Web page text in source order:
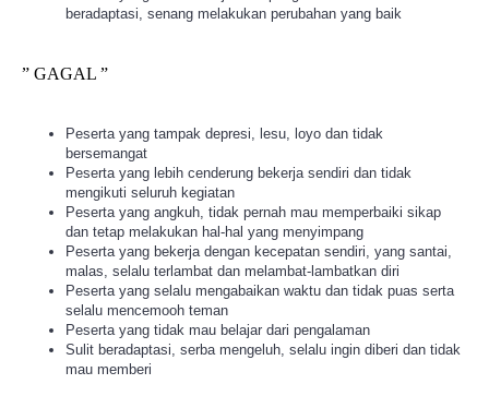
beradaptasi, senang melakukan perubahan yang baik
” GAGAL ”
Peserta yang tampak depresi, lesu, loyo dan tidak
bersemangat
Peserta yang lebih cenderung bekerja sendiri dan tidak
mengikuti seluruh kegiatan
Peserta yang angkuh, tidak pernah mau memperbaiki sikap
dan tetap melakukan hal-hal yang menyimpang
Peserta yang bekerja dengan kecepatan sendiri, yang santai,
malas, selalu terlambat dan melambat-lambatkan diri
Peserta yang selalu mengabaikan waktu dan tidak puas serta
selalu mencemooh teman
Peserta yang tidak mau belajar dari pengalaman
Sulit beradaptasi, serba mengeluh, selalu ingin diberi dan tidak
mau memberi